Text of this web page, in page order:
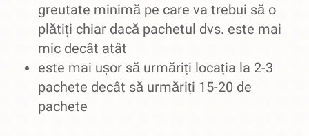
greutate minimă pe care va trebui să o
plătiți chiar dacă pachetul dvs. este mai
mic decât atât
este mai ușor să urmăriți locația la 2-3
pachete decât să urmăriți 15-20 de
pachete